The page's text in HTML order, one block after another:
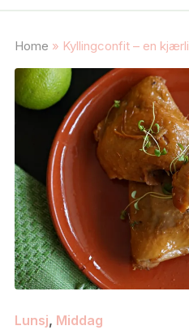
Home » Kyllingconfit – en
Lunsj, Middag